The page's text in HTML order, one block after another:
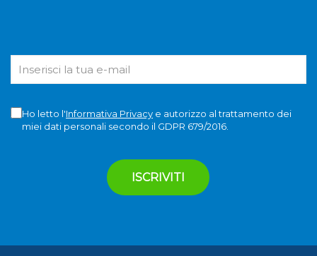
Ho letto l'Informativa Privacye autorizzo al trattamento dei
miei dati personali secondo il GDPR 679/2016.